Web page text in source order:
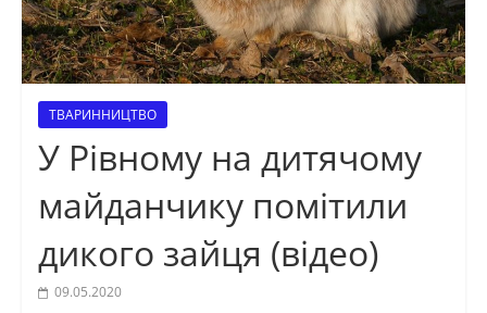
ТВАРИННИЦТВО
У Рівному на дитячому
майданчику помітили
дикого зайця (відео)
09.05.2020